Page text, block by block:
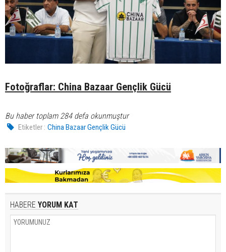
Fotoğraflar: China Bazaar Gençlik Gücü
Bu haber toplam 284 defa okunmuştur
Etiketler : China Bazaar Gençlik Gücü
HABERE YORUM KAT